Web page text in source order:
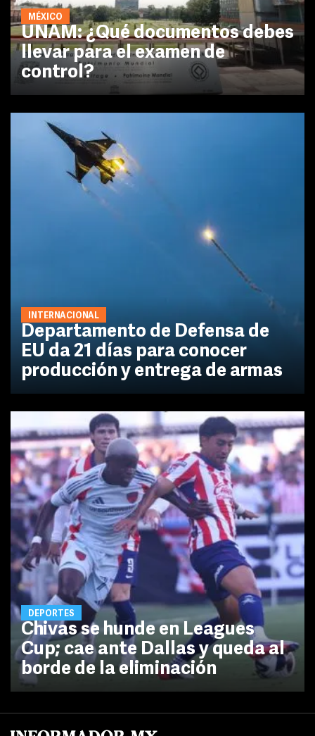
MÉXICO
UNAM: ¿Qué documentos debes
llevar para el examen de
control?
INTERNACIONAL
Departamento de Defensa de
EU da 21 días para conocer
producción y entrega de armas
DEPORTES
Chivas se hunde en Leagues
Cup; cae ante Dallas y queda al
borde de la eliminación